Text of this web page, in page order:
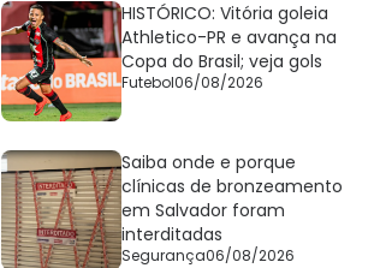
HISTÓRICO: Vitória goleia
Athletico-PR e avança na
Copa do Brasil; veja gols
Futebol06/08/2026
Saiba onde e porque
clínicas de bronzeamento
em Salvador foram
interditadas
Segurança06/08/2026